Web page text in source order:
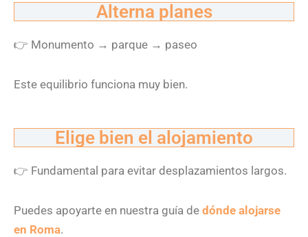
Alterna planes
👉 Monumento → parque → paseo
Este equilibrio funciona muy bien.
Elige bien el alojamiento
👉 Fundamental para evitar desplazamientos largos.
Puedes apoyarte en nuestra guía de dónde alojarse
en Roma.